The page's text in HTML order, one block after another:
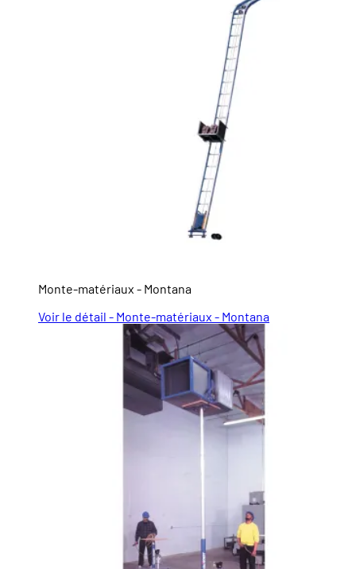
Monte-matériaux - Montana
Voir le détail - Monte-matériaux - Montana